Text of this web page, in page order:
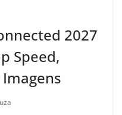
2027
Speed,